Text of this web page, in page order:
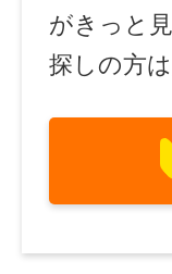
がきっと
探しの方